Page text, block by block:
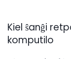
Kiel ŝanĝi
komputilo